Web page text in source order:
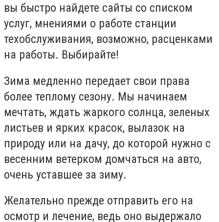
вы быстро найдете сайты со списком
услуг, мнениями о работе станции
техобслуживания, возможно, расценками
на работы. Выбирайте!
Зима медленно передает свои права
более теплому сезону. Мы начинаем
мечтать, ждать жаркого солнца, зеленых
листьев и ярких красок, вылазок на
природу или на дачу, до которой нужно с
весенним ветерком домчаться на авто,
очень уставшее за зиму.
Желательно прежде отправить его на
осмотр и лечение, ведь оно выдержало